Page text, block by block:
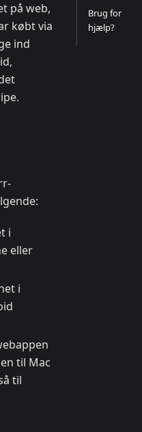
på web,
købt via
ind
i
eller
i
til Mac
til
Brug for
hjælp?